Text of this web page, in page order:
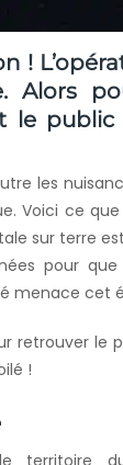
!
Alors
le
les
Voici ce
sur terre
pour
menace cet
retrouver le
!
territoire